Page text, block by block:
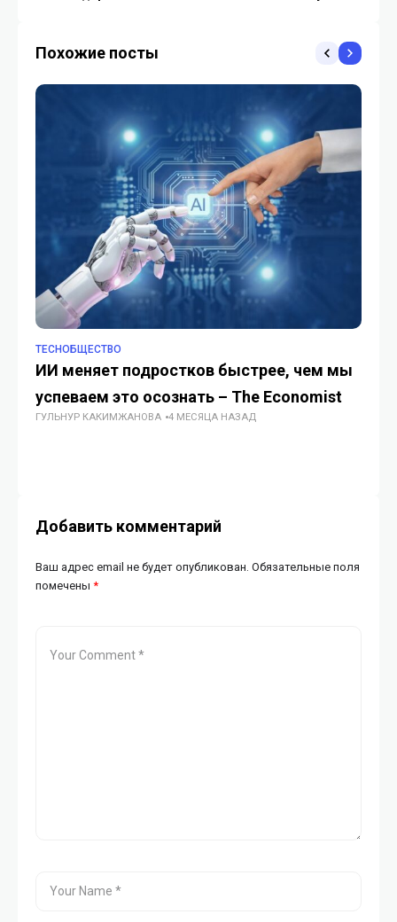
Похожие посты
TECHОБЩЕСТВО
ИИ меняет подростков быстрее, чем мы
успеваем это осознать – The Economist
ГУЛЬНУР КАКИМЖАНОВА 4 МЕСЯЦА НАЗАД
Добавить комментарий
Ваш адрес email не будет опубликован. Обязательные поля
помечены *